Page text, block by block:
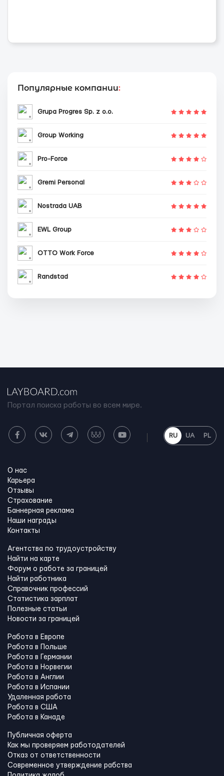
Популярные компании:
Grupa Progres Sp. z o.o.
Group Working
Pro-Force
Gremi Personal
Nostrada UAB
EWL Group
OTTO Work Force
Randstad
Портал поиска работы во всем мире.
RU UA PL
О нас
Карьера
Отзывы
Страхование
Баннерная реклама
Наши награды
Контакты
Агентства по трудоустройству
Найти на карте
Форум о работе за границей
Найти работника
Справочник профессий
Статистика зарплат
Полезные статьи
Новости за границей
Работа в Европе
Работа в Польше
Работа в Германии
Работа в Норвегии
Работа в Англии
Работа в Испании
Удаленная работа
Работа в США
Работа в Канадe
Публичная оферта
Как мы проверяем работодателей
Отказ от ответственности
Современное утверждение рабства